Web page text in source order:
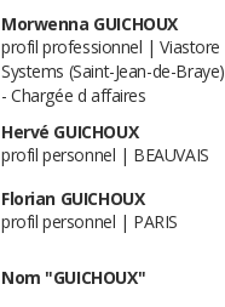
Morwenna GUICHOUX
profil professionnel | Viastore
Systems (Saint-Jean-de-Braye)
- Chargée d affaires
Hervé GUICHOUX
profil personnel | BEAUVAIS
Florian GUICHOUX
profil personnel | PARIS
Nom "GUICHOUX"